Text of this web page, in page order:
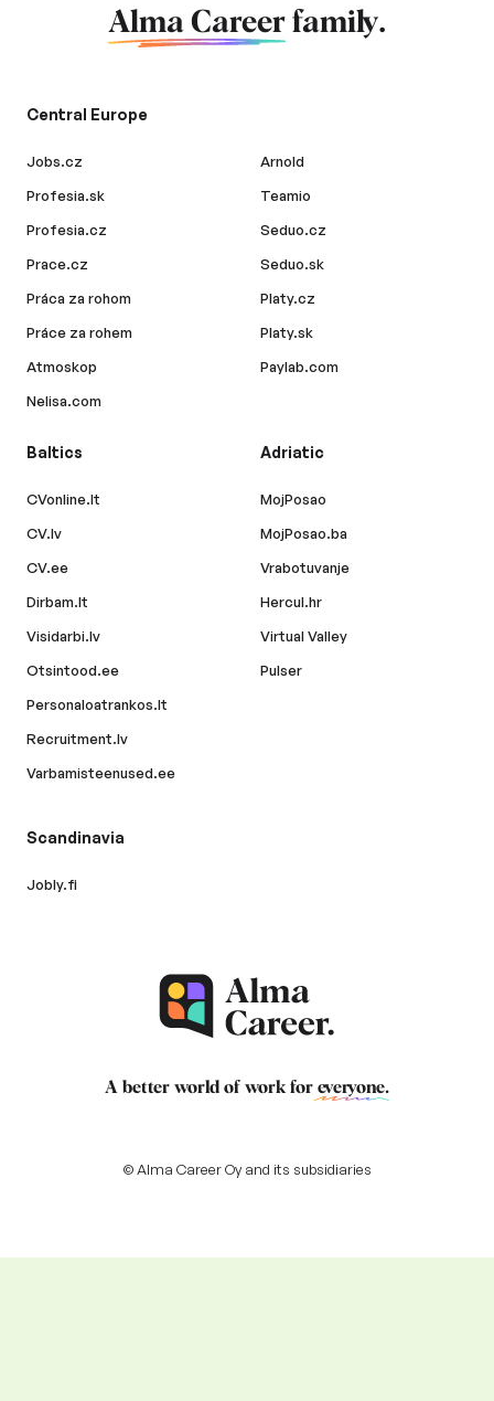
Alma Career family.
Central Europe
Jobs.cz
Profesia.sk
Profesia.cz
Prace.cz
Práca za rohom
Práce za rohem
Atmoskop
Nelisa.com
Arnold
Teamio
Seduo.cz
Seduo.sk
Platy.cz
Platy.sk
Paylab.com
Baltics
CVonline.lt
CV.lv
CV.ee
Dirbam.lt
Visidarbi.lv
Otsintood.ee
Personaloatrankos.lt
Recruitment.lv
Varbamisteenused.ee
Adriatic
MojPosao
MojPosao.ba
Vrabotuvanje
Hercul.hr
Virtual Valley
Pulser
Scandinavia
Jobly.fi
A better world of work for everyone.
© Alma Career Oy and its subsidiaries